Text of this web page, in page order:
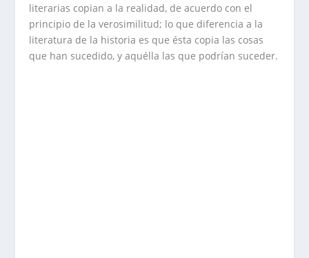
literarias copian a la realidad, de acuerdo con el
principio de la verosimilitud; lo que diferencia a la
literatura de la historia es que ésta copia las cosas
que han sucedido, y aquélla las que podrían suceder.